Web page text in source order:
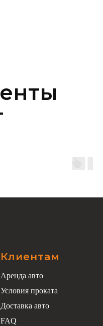
Клиентам
Аренда авто
Условия проката
Доставка авто
FAQ